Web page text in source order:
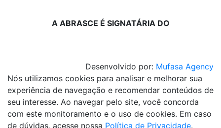
A ABRASCE É SIGNATÁRIA DO
Desenvolvido por: Mufasa Agency
Nós utilizamos cookies para analisar e melhorar sua
experiência de navegação e recomendar conteúdos de
seu interesse. Ao navegar pelo site, você concorda
com este monitoramento e o uso de cookies. Em caso
de dúvidas, acesse nossa Política de Privacidade.